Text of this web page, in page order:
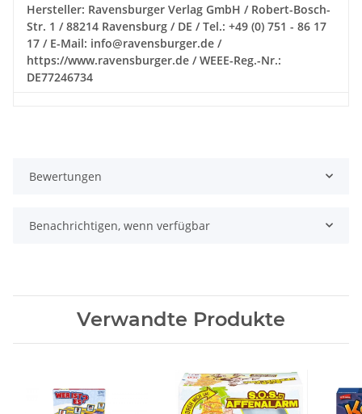
Hersteller: Ravensburger Verlag GmbH / Robert-Bosch-
Str. 1 / 88214 Ravensburg / DE / Tel.: +49 (0) 751 - 86 17
17 / E-Mail: info@ravensburger.de /
https://www.ravensburger.de / WEEE-Reg.-Nr.:
DE77246734
Bewertungen
Benachrichtigen, wenn verfügbar
Verwandte Produkte